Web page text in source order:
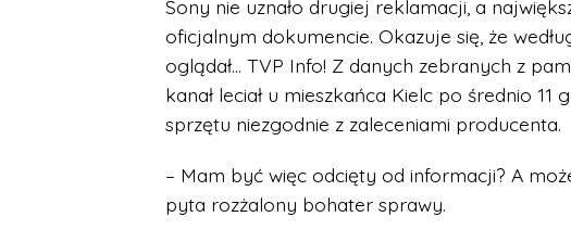
Sony nie uznało drugiej reklamacji, a
oficjalnym dokumencie. Okazuje się, że
oglądał… TVP Info! Z danych zebranych z
kanał leciał u mieszkańca Kielc po średnio 11
sprzętu niezgodnie z zaleceniami producenta.
– Mam być więc odcięty od informacji? A
pyta rozżalony bohater sprawy.